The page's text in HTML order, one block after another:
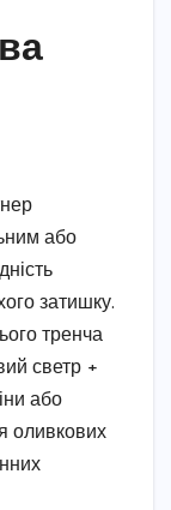
або
затишку.
тренча
светр +
або
оливкових